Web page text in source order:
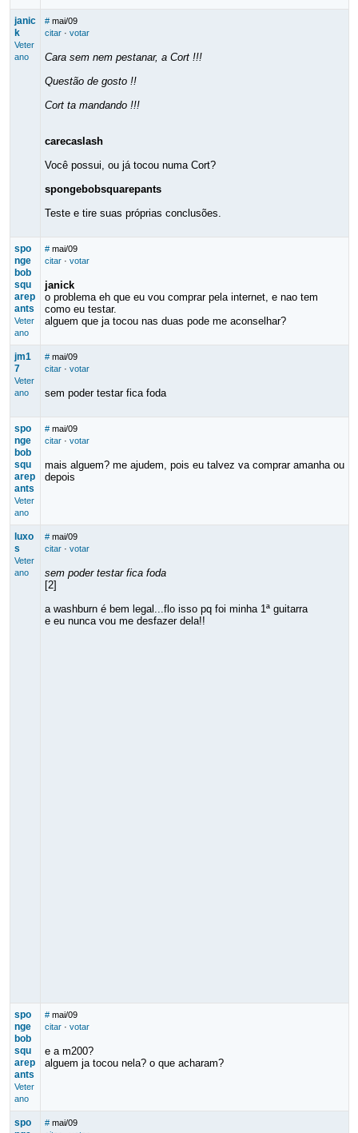
janic
k
Veter
ano
# mai/09
citar· votar
Cara sem nem pestanar, a Cort !!!
Questão de gosto !!
Cort ta mandando !!!
carecaslash
Você possui, ou já tocou numa Cort?
spongebobsquarepants
Teste e tire suas próprias conclusões.
spo
nge
bob
squ
arep
ants
Veter
ano
# mai/09
citar· votar
janick
o problema eh que eu vou comprar pela internet, e nao tem
como eu testar.
alguem que ja tocou nas duas pode me aconselhar?
jm1
7
Veter
ano
# mai/09
citar· votar
sem poder testar fica foda
spo
nge
bob
squ
arep
ants
Veter
ano
# mai/09
citar· votar
mais alguem? me ajudem, pois eu talvez va comprar amanha ou
depois
luxo
s
Veter
ano
# mai/09
citar· votar
sem poder testar fica foda
[2]
a washburn é bem legal...flo isso pq foi minha 1ª guitarra
e eu nunca vou me desfazer dela!!
spo
nge
bob
squ
arep
ants
Veter
ano
# mai/09
citar· votar
e a m200?
alguem ja tocou nela? o que acharam?
spo
# mai/09